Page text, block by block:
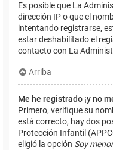
Es posible que La
dirección IP o que el
intentando registrarse,
estar deshabilitado el
contacto con La
Arriba
Me he registrado ¡y no
Primero, verifique su
está correcto, hay dos
Protección Infantil
eligió la opción Soy